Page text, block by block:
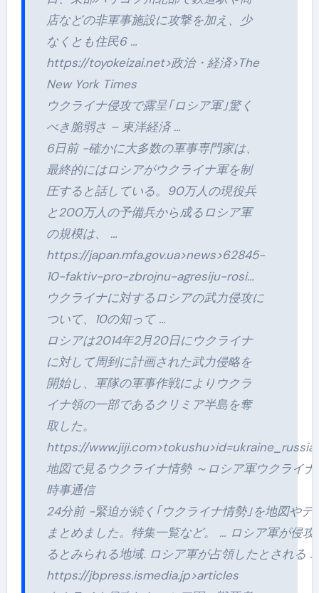
店などの非軍事施設に攻撃を加え、少
なくとも住民6 …
https://toyokeizai.net>政治・経済>The
New York Times
ウクライナ侵攻で露呈｢ロシア軍｣驚く
べき脆弱さ – 東洋経済 …
6日前 -確かに大多数の軍事専門家は、
最終的にはロシアがウクライナ軍を制
圧すると話している。90万人の現役兵
と200万人の予備兵から成るロシア軍
の規模は、 …
https://japan.mfa.gov.ua>news>62845-
10-faktiv-pro-zbrojnu-agresiju-rosi…
ウクライナに対するロシアの武力侵攻に
ついて、10の知って …
ロシアは2014年2月20日にウクライナ
に対して周到に計画された武力侵略を
開始し、軍隊の軍事作戦によりウクラ
イナ領の一部であるクリミア半島を奪
取した。
https://
地図で見るウクライナ情勢 ～ロシア軍ウクライ
時事通信
24分前 -緊迫が続く｢ウクライナ情勢｣を地図やデ
まとめました。特集一覧など。 … ロシア軍が侵攻
るとみられる地域. ロシア軍が占領したとされる …
https://jbpress.ismedia.jp>articles